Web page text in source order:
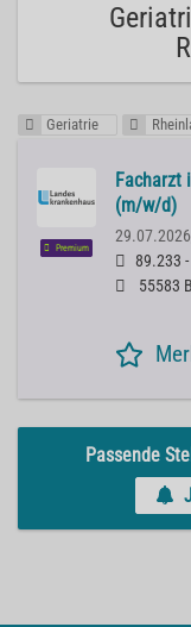
Geriatrie
Premium
Facharzt
(m/w/d)
89.233
55583
Passende